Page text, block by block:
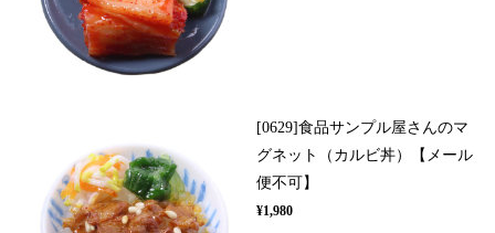
[0629]食品サンプル屋さんのマ
グネット（カルビ丼）【メール
便不可】
¥1,980